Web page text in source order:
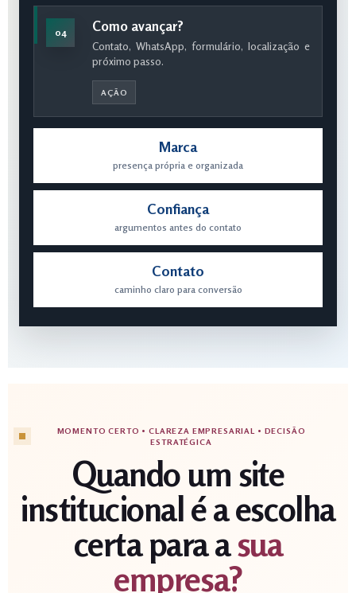
04 Como avançar?
Contato, WhatsApp, formulário, localização e
próximo passo.
AÇÃO
Marca
presença própria e organizada
Confiança
argumentos antes do contato
Contato
caminho claro para conversão
MOMENTO CERTO • CLAREZA EMPRESARIAL • DECISÃO
ESTRATÉGICA
Quando um site
institucional é a escolha
certa para asua
empresa?